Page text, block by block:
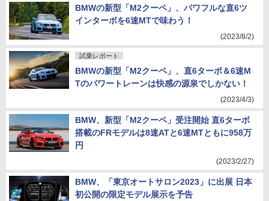
BMWの新型「M2クーペ」、パワフルな直6ツ
インターボを6速MTで味わう！
(2023/8/2)
試乗レポート
BMWの新型「M2クーペ」、直6ターボ＆6速M
Tのパワートレーンは快感の源泉でしかない！
(2023/4/3)
BMW、新型「M2クーペ」受注開始 直6ターボ
搭載のFRモデルは8速ATと6速MTともに958万
円
(2023/2/27)
BMW、「東京オートサロン2023」に出展 日本
初公開の限定モデル展示を予告